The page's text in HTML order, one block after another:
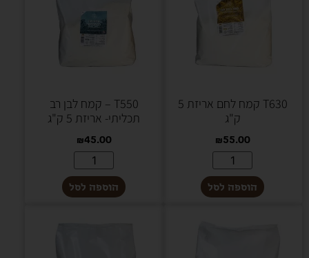
T630 קמח לחם אריזת 5
ק"ג
₪55.00
הוספה לסל
T550 – קמח לבן רב
תכליתי- אריזת 5 ק"ג
₪45.00
הוספה לסל